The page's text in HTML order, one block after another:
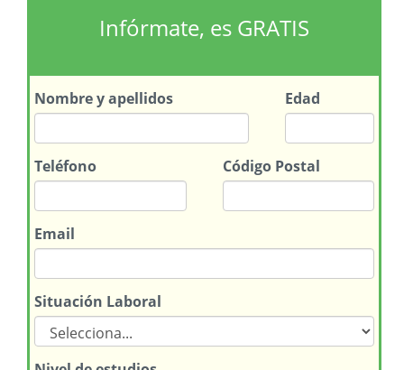
Infórmate, es GRATIS
Nombrey apellidos Edad
Teléfono Código Postal
Email
Situación Laboral